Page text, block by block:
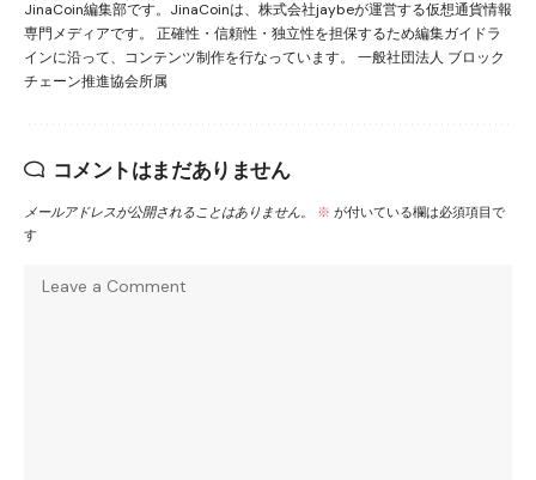
JinaCoin編集部です。JinaCoinは、株式会社jaybeが運営する仮想通貨情報
専門メディアです。 正確性・信頼性・独立性を担保するため編集ガイドラ
インに沿って、コンテンツ制作を行なっています。 一般社団法人 ブロック
チェーン推進協会所属
コメントはまだありません
メールアドレスが公開されることはありません。 ※ が付いている欄は必須項目で
す